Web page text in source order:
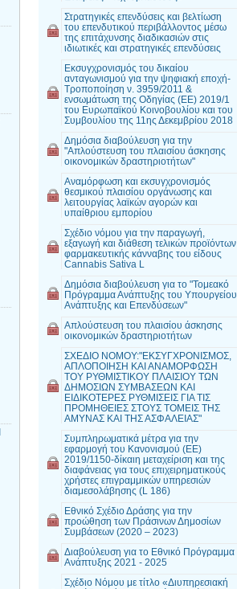
Στρατηγικές επενδύσεις και βελτίωση
του επενδυτικού περιβάλλοντος μέσω
της επιτάχυνσης διαδικασιών στις
ιδιωτικές και στρατηγικές επενδύσεις
Εκσυγχρονισμός του δικαίου
ανταγωνισμού για την ψηφιακή εποχή-
Τροποποίηση ν. 3959/2011 &
ενσωμάτωση της Οδηγίας (ΕΕ) 2019/1
του Ευρωπαϊκού Κοινοβουλίου και του
Συμβουλίου της 11ης Δεκεμβρίου 2018
Δημόσια διαβούλευση για την
"Απλούστευση του πλαισίου άσκησης
οικονομικών δραστηριοτήτων"
Αναμόρφωση και εκσυγχρονισμός
θεσμικού πλαισίου οργάνωσης και
λειτουργίας λαϊκών αγορών και
υπαίθριου εμπορίου
Σχέδιο νόμου για την παραγωγή,
εξαγωγή και διάθεση τελικών προϊόντων
φαρμακευτικής κάνναβης του είδους
Cannabis Sativa L
Δημόσια διαβούλευση για το "Τομεακό
Πρόγραμμα Ανάπτυξης του Υπουργείου
Ανάπτυξης και Επενδύσεων"
Απλούστευση του πλαισίου άσκησης
οικονομικών δραστηριοτήτων
ΣΧΕΔΙΟ ΝΟΜΟΥ:"ΕΚΣΥΓΧΡΟΝΙΣΜΟΣ,
ΑΠΛΟΠΟΙΗΣΗ ΚΑΙ ΑΝΑΜΟΡΦΩΣΗ
ΤΟΥ ΡΥΘΜΙΣΤΙΚΟΥ ΠΛΑΙΣΙΟΥ ΤΩΝ
ΔΗΜΟΣΙΩΝ ΣΥΜΒΑΣΕΩΝ ΚΑΙ
ΕΙΔΙΚΟΤΕΡΕΣ ΡΥΘΜΙΣΕΙΣ ΓΙΑ ΤΙΣ
ΠΡΟΜΗΘΕΙΕΣ ΣΤΟΥΣ ΤΟΜΕΙΣ ΤΗΣ
ΑΜΥΝΑΣ ΚΑΙ ΤΗΣ ΑΣΦΑΛΕΙΑΣ"
Συμπληρωματικά μέτρα για την
εφαρμογή του Κανονισμού (ΕΕ)
2019/1150-δίκαιη μεταχείριση και της
διαφάνειας για τους επιχειρηματικούς
χρήστες επιγραμμικών υπηρεσιών
διαμεσολάβησης (L 186)
Εθνικό Σχέδιο Δράσης για την
προώθηση των Πράσινων Δημοσίων
Συμβάσεων (2020 – 2023)
Διαβούλευση για το Εθνικό Πρόγραμμα
Ανάπτυξης 2021 - 2025
Σχέδιο Νόμου με τίτλο «Διυπηρεσιακή